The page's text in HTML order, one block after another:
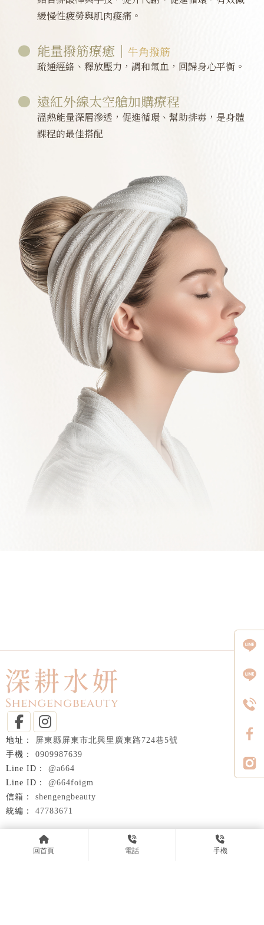
緩慢性疲勞與肌肉痠痛。
能量撥筋療癒｜牛角撥筋
疏通經絡、釋放壓力，調和氣血，回歸身心平衡。
遠紅外線太空艙加購療程
溫熱能量深層滲透，促進循環、幫助排毒，是身體
課程的最佳搭配
回首頁 電話 手機
@a664
@664foigm
0909987639
47783671
shengengbeauty
屏東縣屏東市北興里廣東路724巷5號
服務項目
服務實例
日常分享
好評分享